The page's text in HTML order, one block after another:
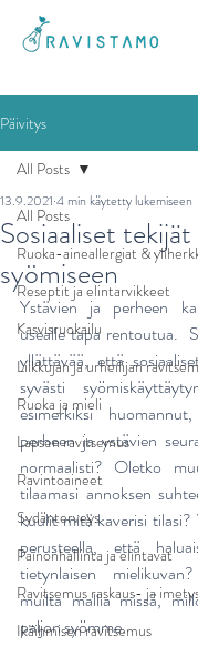
Päivitys
All Posts
Ruoka-aineallergiat &
Reseptit ja elintarvikkeet
Kasvisruokailu
Liikkujan ja urheilijan
Ruoka ja mieli
Lapsen ravitsemus
Ravintoaineet
Sydänterveys
Painonhallinta ja elintavat
Ravitsemus raskaus- ja
Ikäihmisen ravitsemus
All Posts
Sosiaaliset
syömiseen
13.9.2021 4 min käytetty lukemiseen
Ystävien ja perheen
usealle tapa rentoutua.
yllättävää, että
syvästi
esimerkiksi
perheen ja ystävien
normaalisti? Oletko
tilaamasi annoksen
kuulit mitä kaverisi
perusteella, että
tietynlaisen
muilta mallia missä,
paljon syömme.